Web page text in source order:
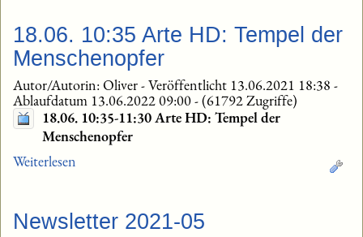
18.06. 10:35 Arte HD: Tempel der
Menschenopfer
Autor/Autorin: Oliver-Veröffentlicht 13.06.2021 18:38 -
Ablaufdatum 13.06.2022 09:00-(61792 Zugriffe)
18.06. 10:35-11:30 Arte HD: Tempel der
Menschenopfer
Weiterlesen
Newsletter 2021-05